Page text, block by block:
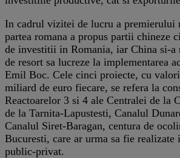
In cadrul vizitei de lucru a premierului
partea romana a propus partii chineze
de investitii in Romania, iar China si-a
de resort sa lucreze la implementarea
Emil Boc. Cele cinci proiecte, cu
miliard de euro fiecare, se refera la
Reactoarelor 3 si 4 ale Centralei de la
de la Tarnita-Lapustesti, Canalul
Canalul Siret-Baragan, centura de
Bucuresti, care ar urma sa fie realizate
public-privat.